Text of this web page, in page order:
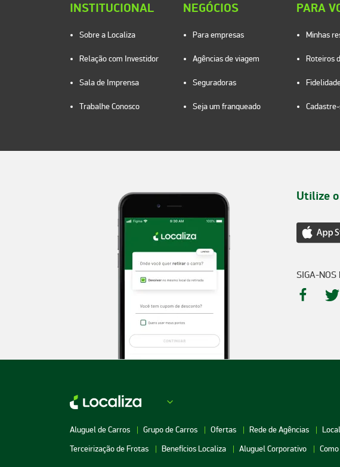
INSTITUCIONAL
Sobre a Localiza
Relação com Investidor
Sala de Imprensa
Trabalhe Conosco
NEGÓCIOS
Para empresas
Agências de viagem
Seguradoras
Seja um franqueado
PARA
Minhas
Roteiros
Utilize
SIGA-NOS
Aluguel de Carros Grupo de Carros Ofertas Rede de Agências
Terceirização de Frotas
Benefícios Localiza Aluguel Corporativo